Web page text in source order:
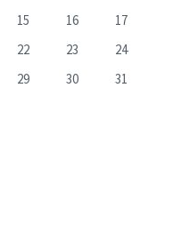
15 16
17
22 23
24
29 30 31